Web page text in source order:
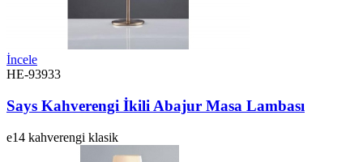
İncele
HE-93933
Says Kahverengi İkili Abajur Masa Lambası
e14 kahverengi klasik